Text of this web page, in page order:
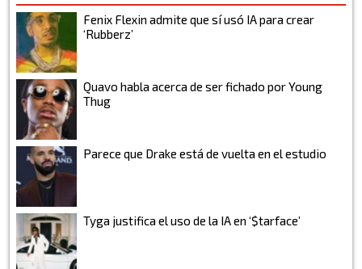
Fenix Flexin admite que sí usó IA para crear
‘Rubberz’
Quavo habla acerca de ser fichado por Young
Thug
Parece que Drake está de vuelta en el estudio
Tyga justifica el uso de la IA en ‘$tarface’